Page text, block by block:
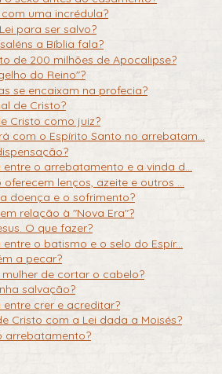
uma incrédula?
para ser salvo?
a Bíblia fala?
de 200 milhões de Apocalipse?
do Reino"?
se encaixam na profecia?
de Cristo?
Cristo como juiz?
com o Espírito Santo no arrebatam...
o arrebatamento e a vinda d...
lenços, azeite e outros ...
doença e o sofrimento?
relação à "Nova Era"?
O que fazer?
o batismo e o selo do Espír...
a pecar?
de cortar o cabelo?
salvação?
crer e acreditar?
Cristo com a Lei dada a Moisés?
arrebatamento?